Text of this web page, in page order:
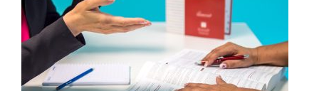
Investește
în
Otaci